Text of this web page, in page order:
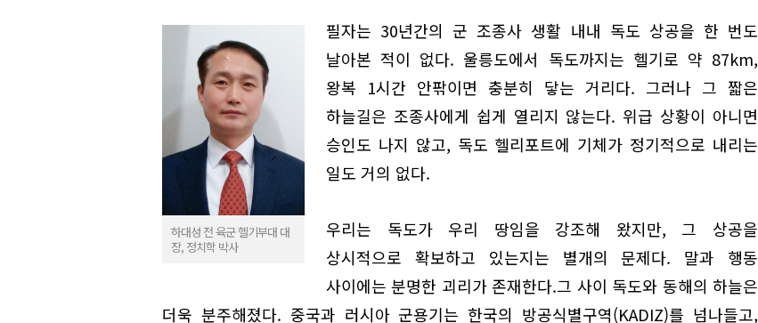
하대성 전 육군 헬기부대 대
장, 정치학 박사
필자는 30년간의 군 조종사 생활 내내 독도 상공을 한 번도
날아본 적이 없다. 울릉도에서 독도까지는 헬기로 약 87km,
왕복 1시간 안팎이면 충분히 닿는 거리다. 그러나 그 짧은
하늘길은 조종사에게 쉽게 열리지 않는다. 위급 상황이 아니면
승인도 나지 않고, 독도 헬리포트에 기체가 정기적으로 내리는
일도 거의 없다.
우리는 독도가 우리 땅임을 강조해 왔지만, 그 상공을
상시적으로 확보하고 있는지는 별개의 문제다. 말과 행동
사이에는 분명한 괴리가 존재한다.그 사이 독도와 동해의 하늘은
더욱 분주해졌다. 중국과 러시아 군용기는 한국의 방공식별구역(KADIZ)를 넘나들고,